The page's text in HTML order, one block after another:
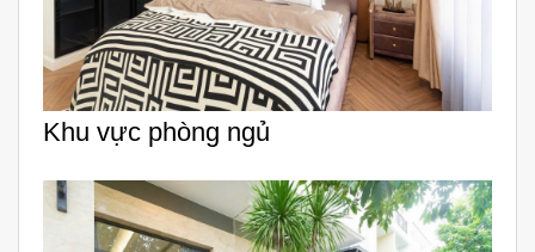
Khu vực phòng ngủ